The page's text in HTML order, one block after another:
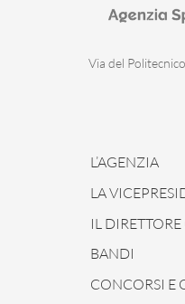
Via del
L’AGENZIA
LA
IL
BANDI
CONCORSI E